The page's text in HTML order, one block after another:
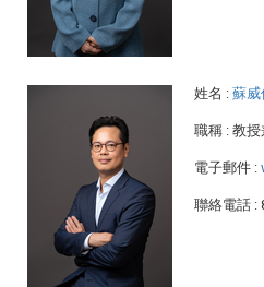
姓名 : 蘇威
職稱 : 教
電子郵件 :
聯絡電話 :